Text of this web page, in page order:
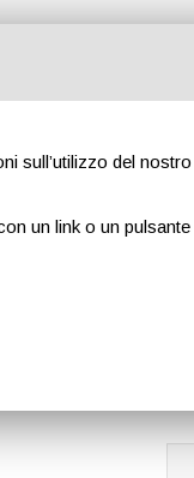
sull’utilizzo del
un link o un